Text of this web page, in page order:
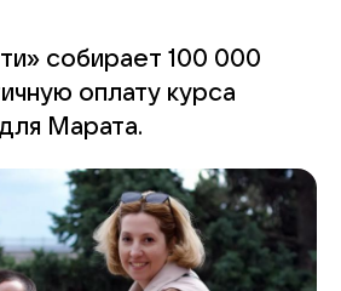
собирает 100 000
оплату курса
Марата.